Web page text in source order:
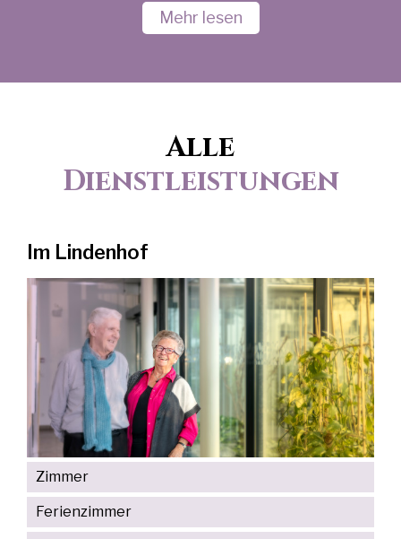
Mehr lesen
Alle
Dienstleistungen
Im Lindenhof
Zimmer
Ferienzimmer